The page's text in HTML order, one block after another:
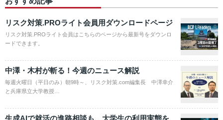
リスク対策.PROライト会員用ダウンロードページ
リスク対策.PROライト会員はこちらのページから最新号をダウンロ
ードできます。
中澤・木村が斬る！今週のニュース解説
毎週火曜日（平日のみ）朝9時～、リスク対策.com編集長 中澤幸介
と兵庫県立大学教授…
生成AIで就活の進路相談も、大学生の利用実態を